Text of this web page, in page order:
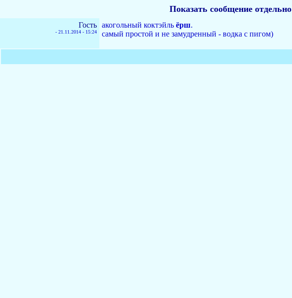
Показать сообщение отдельно
Гость
- 21.11.2014 - 15:24
акогольный коктэйль ёрш.
самый простой и не замудренный - водка с пигом)